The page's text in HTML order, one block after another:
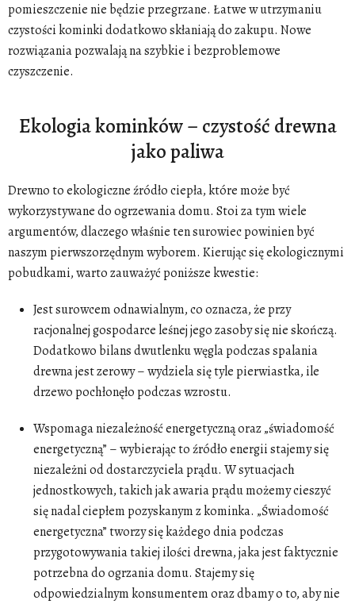
pomieszczenie nie będzie przegrzane. Łatwe w utrzymaniu
czystości kominki dodatkowo skłaniają do zakupu. Nowe
rozwiązania pozwalają na szybkie i bezproblemowe
czyszczenie.
Ekologia kominków – czystość drewna
jako paliwa
Drewno to ekologiczne źródło ciepła, które może być
wykorzystywane do ogrzewania domu. Stoi za tym wiele
argumentów, dlaczego właśnie ten surowiec powinien być
naszym pierwszorzędnym wyborem. Kierując się ekologicznymi
pobudkami, warto zauważyć poniższe kwestie:
Jest surowcem odnawialnym, co oznacza, że przy
racjonalnej gospodarce leśnej jego zasoby się nie skończą.
Dodatkowo bilans dwutlenku węgla podczas spalania
drewna jest zerowy – wydziela się tyle pierwiastka, ile
drzewo pochłonęło podczas wzrostu.
Wspomaga niezależność energetyczną oraz „świadomość
energetyczną” – wybierając to źródło energii stajemy się
niezależni od dostarczyciela prądu. W sytuacjach
jednostkowych, takich jak awaria prądu możemy cieszyć
się nadal ciepłem pozyskanym z kominka. „Świadomość
energetyczna” tworzy się każdego dnia podczas
przygotowywania takiej ilości drewna, jaka jest faktycznie
potrzebna do ogrzania domu. Stajemy się
odpowiedzialnym konsumentem oraz dbamy o to, aby nie